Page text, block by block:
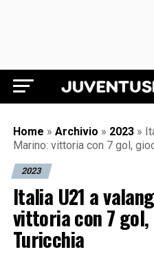
Home » Archivio » 2023 »
Marino: vittoria con 7 gol,
2023
Italia U21 a
vittoria con 7 gol,
Turicchia